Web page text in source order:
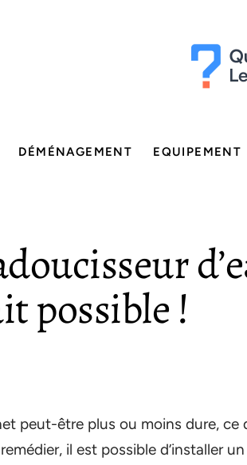
DÉMÉNAGEMENT EQUIPEMENT
possible !
peut-être plus ou moins dure,
il est possible d’installer